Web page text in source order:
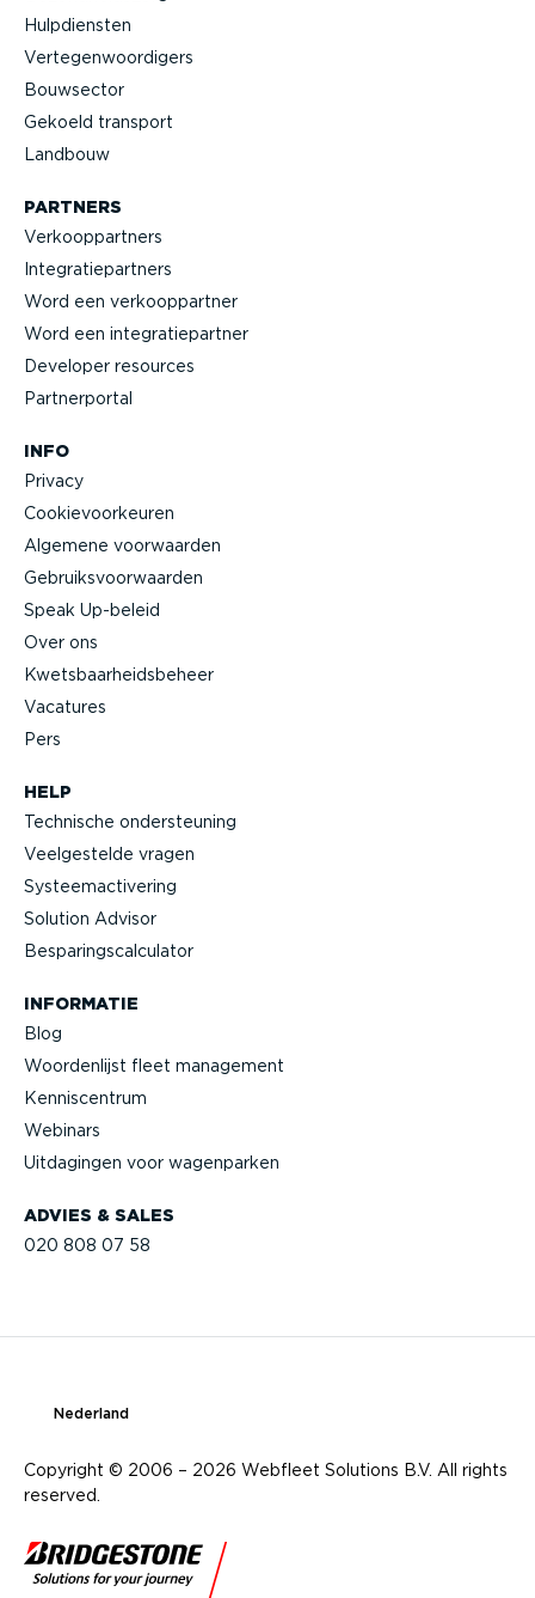
Hulpdiensten
Verte­gen­woor­digers
Bouwsector
Gekoeld transport
Landbouw
ADVIES & SALES
020 808 07 58
HELP
Technische onder­steuning
Veelge­stelde vragen
Systeem­ac­ti­vering
Solution Advisor
Bespa­rings­cal­cu­lator
INFORMATIE
Blog
Woorden­lijst fleet management
Kennis­centrum
Webinars
Uitdagingen voor wagenparken
PARTNERS
Verkoop­partners
Integra­tie­partners
Word een verkoop­partner
Word een integra­tie­partner
Developer resources
Partner­portal
INFO
Privacy
Cookie­voor­keuren
Algemene voorwaarden
Gebruiks­voor­waarden
Speak Up-beleid
Over ons
Kwets­baar­heids­beheer
Vacatures
Pers
Copyright © 2006 – 2026 Webfleet Solutions B.V. All rights
reserved.
Nederland